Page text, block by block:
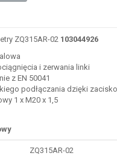
ZQ315AR-02 103044926
i zerwania linki
z EN 50041
podłączania dzięki
1 x M20 x 1,5
ZQ315AR-02